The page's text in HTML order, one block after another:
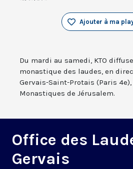
Ajouter à ma
Du mardi au samedi, KTO
monastique des laudes, en
Gervais-Saint-Protais (Paris
Monastiques de Jérusalem.
Office des
Gervais